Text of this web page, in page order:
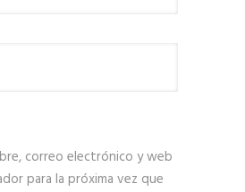
correo electrónico y web
para la próxima vez que